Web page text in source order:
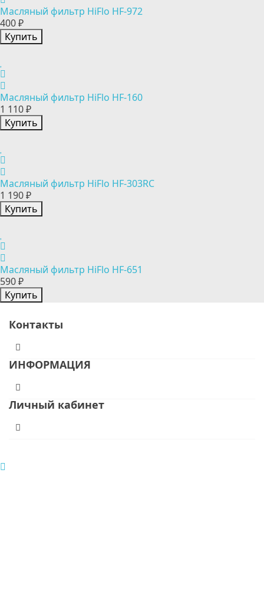
Масляный фильтр HiFlo HF-972
400 ₽
Купить
Масляный фильтр HiFlo HF-160
1 110 ₽
Купить
Масляный фильтр HiFlo HF-303RC
1 190 ₽
Купить
Масляный фильтр HiFlo HF-651
590 ₽
Купить
Контакты
ИНФОРМАЦИЯ
Личный кабинет